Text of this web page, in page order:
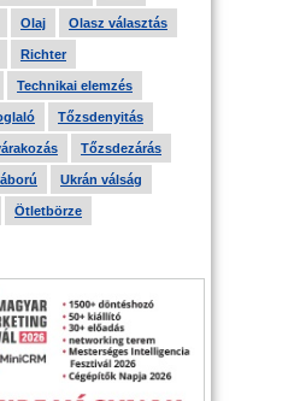
Olaj Olasz választás
Richter
Technikai elemzés
Tőzsdenyitás
Tőzsdezárás
Ukrán válság
Ötletbörze